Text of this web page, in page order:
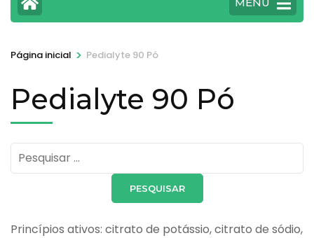
Página inicial > Pedialyte 90 Pó
Pedialyte 90 Pó
Pesquisar
por:
Princípios ativos: citrato de potássio, citrato de sódio,